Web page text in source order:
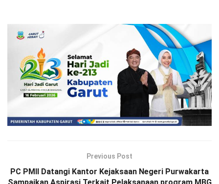
Previous Post
PC PMII Datangi Kantor Kejaksaan Negeri Purwakarta